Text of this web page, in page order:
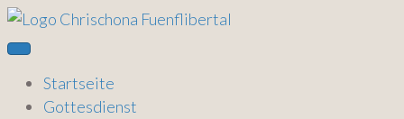
Startseite
Gottesdienst